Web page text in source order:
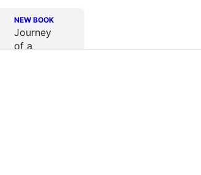
NEW BOOK
Journey
of a